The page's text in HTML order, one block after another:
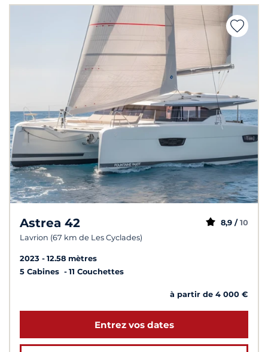
Astrea 42
Lavrion (67 km de Les Cyclades)
8,9 / 10
2023
12.58 mètres
5 Cabines
11 Couchettes
à partir de 4 000 €
Entrez vos dates